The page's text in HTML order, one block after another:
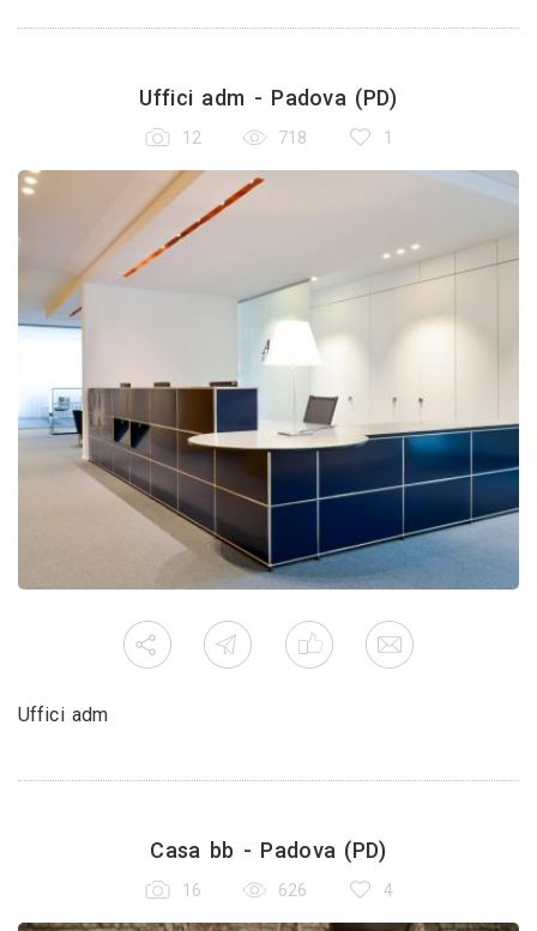
Uffici adm - Padova (PD)
12 718 1
Uffici adm
Casa bb - Padova (PD)
16 626 4